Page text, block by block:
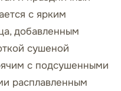
с ярким
добавленным
сушеной
с подсушенными
расплавленным